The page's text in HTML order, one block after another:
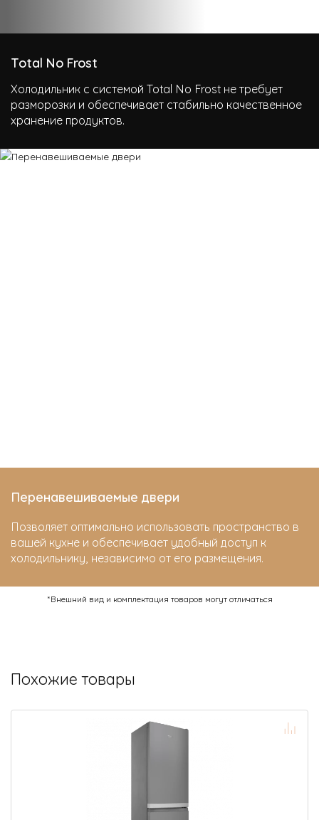
Total No Frost
Холодильник с системой Total No Frost не требует
разморозки и обеспечивает стабильно качественное
хранение продуктов.
Перенавешиваемые двери
Позволяет оптимально использовать пространство в
вашей кухне и обеспечивает удобный доступ к
холодильнику, независимо от его размещения.
*Внешний вид и комплектация товаров могут отличаться
Похожие товары